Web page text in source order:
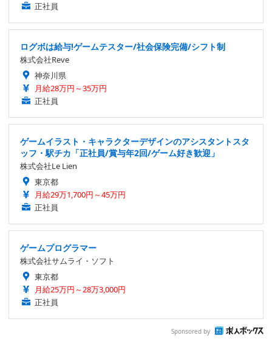
正社員
ログボは給与!ゲームテスター/社会保険完備/シフト制
株式会社Reve
神奈川県
月給28万円～35万円
正社員
ゲームイラスト・キャラクターデザインのアシスタントスタ
ッフ・駅チカ「正社員/賞与年2回/ゲーム好き歓迎」
株式会社Le Lien
東京都
月給29万1,700円～45万円
正社員
ゲームプログラマー
株式会社サムライ・ソフト
東京都
月給25万円～28万3,000円
正社員
Sponsored by